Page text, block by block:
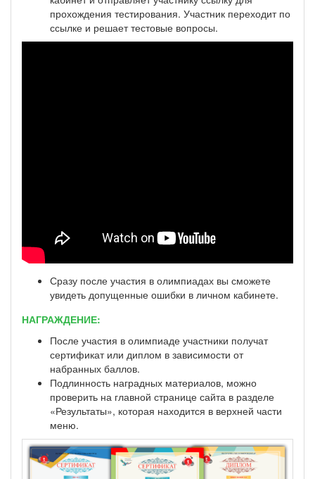
прохождения тестирования. Участник переходит по
ссылке и решает тестовые вопросы.
Сразу после участия в олимпиадах вы сможете
увидеть допущенные ошибки в личном кабинете.
НАГРАЖДЕНИЕ:
После участия в олимпиаде участники получат
сертификат или диплом в зависимости от
набранных баллов.
Подлинность наградных материалов, можно
проверить на главной странице сайта в разделе
«Результаты», которая находится в верхней части
меню.